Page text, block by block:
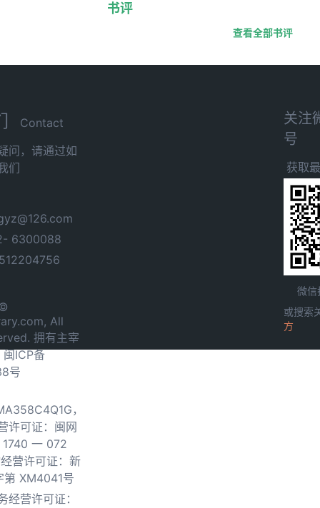
书评
查看全部书评
Contact
问，请通过如
们
6300088
All
拥有主宰
闽ICP备
号
，
许可证：闽网
一 072
营许可证：新
第 XM4041号
经营许可证：
关注
号
获取
微信
或搜索
方